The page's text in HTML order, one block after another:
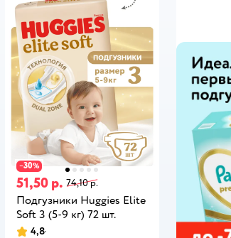
−30%
51,50 р. 74,10 р.
Подгузники Huggies Elite
Soft 3 (5-9 кг) 72 шт.
4,8